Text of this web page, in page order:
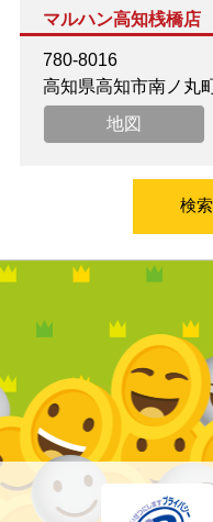
マルハン高知桟橋店
780-8016
高知県高知市南ノ丸
地図
検